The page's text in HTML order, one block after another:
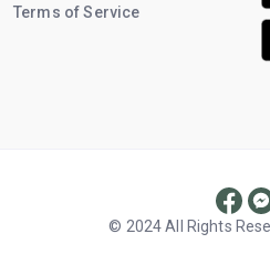
Terms of Service
© 2024 All Rights